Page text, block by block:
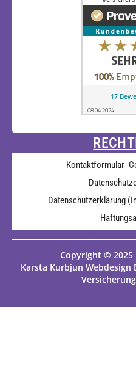
Kontaktformular
Datenschutzerklärung
Copyright ©
Karsta Kurbjun